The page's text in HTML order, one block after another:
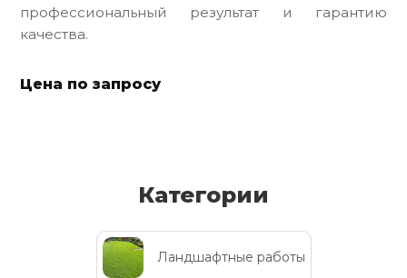
профессиональный результат и гарантию
качества.
Цена по запросу
Категории
Ландшафтные работы